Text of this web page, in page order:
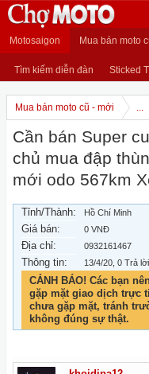
Motosaigon Mua bán moto
Tìm kiếm diễn đàn Sticked
Mua bán moto cũ - mới ...
Cần bán Super
chủ mua đập
mới odo 567km
Tỉnh/Thành: Hồ Chí Minh
Giá bán: 0 VNĐ
Địa chỉ: 0932161467
Thông tin: 13/4/20 , 0 Trả
CẢNH BÁO! Các bạn
gặp mặt giao dịch trực
chưa gặp mặt, tránh
không đúng sự thật.